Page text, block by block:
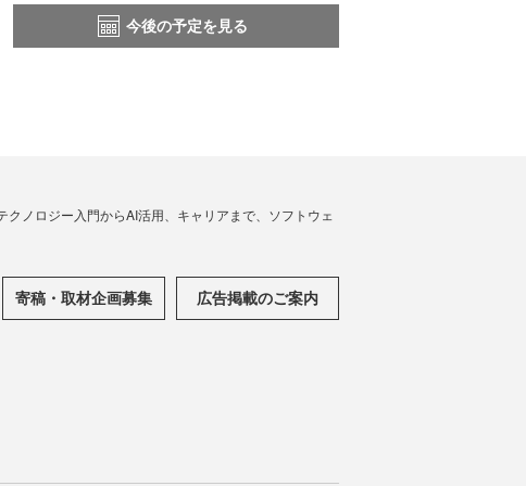
今後の予定を見る
ノロジー入門からAI活用、キャリアまで、ソフトウェ
寄稿・取材企画募集 広告掲載のご案内